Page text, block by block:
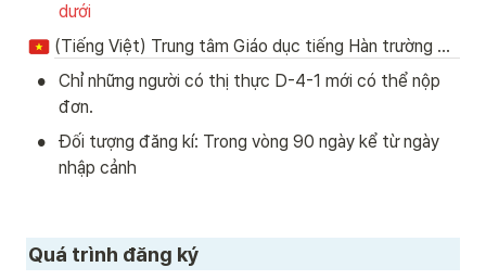
dưới
(Tiếng Việt) Trung tâm Giáo dục tiếng Hàn trường Myongji- Yongin
•
Chỉ những người có thị thực D-4-1 mới có thể nộp
đơn.
•
Đối tượng đăng kí: Trong vòng 90 ngày kể từ ngày
nhập cảnh
Quá trình đăng ký